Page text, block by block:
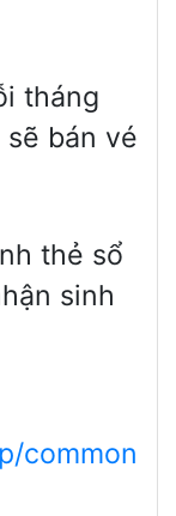
tháng
sẽ bán vé
thẻ sổ
sinh
common